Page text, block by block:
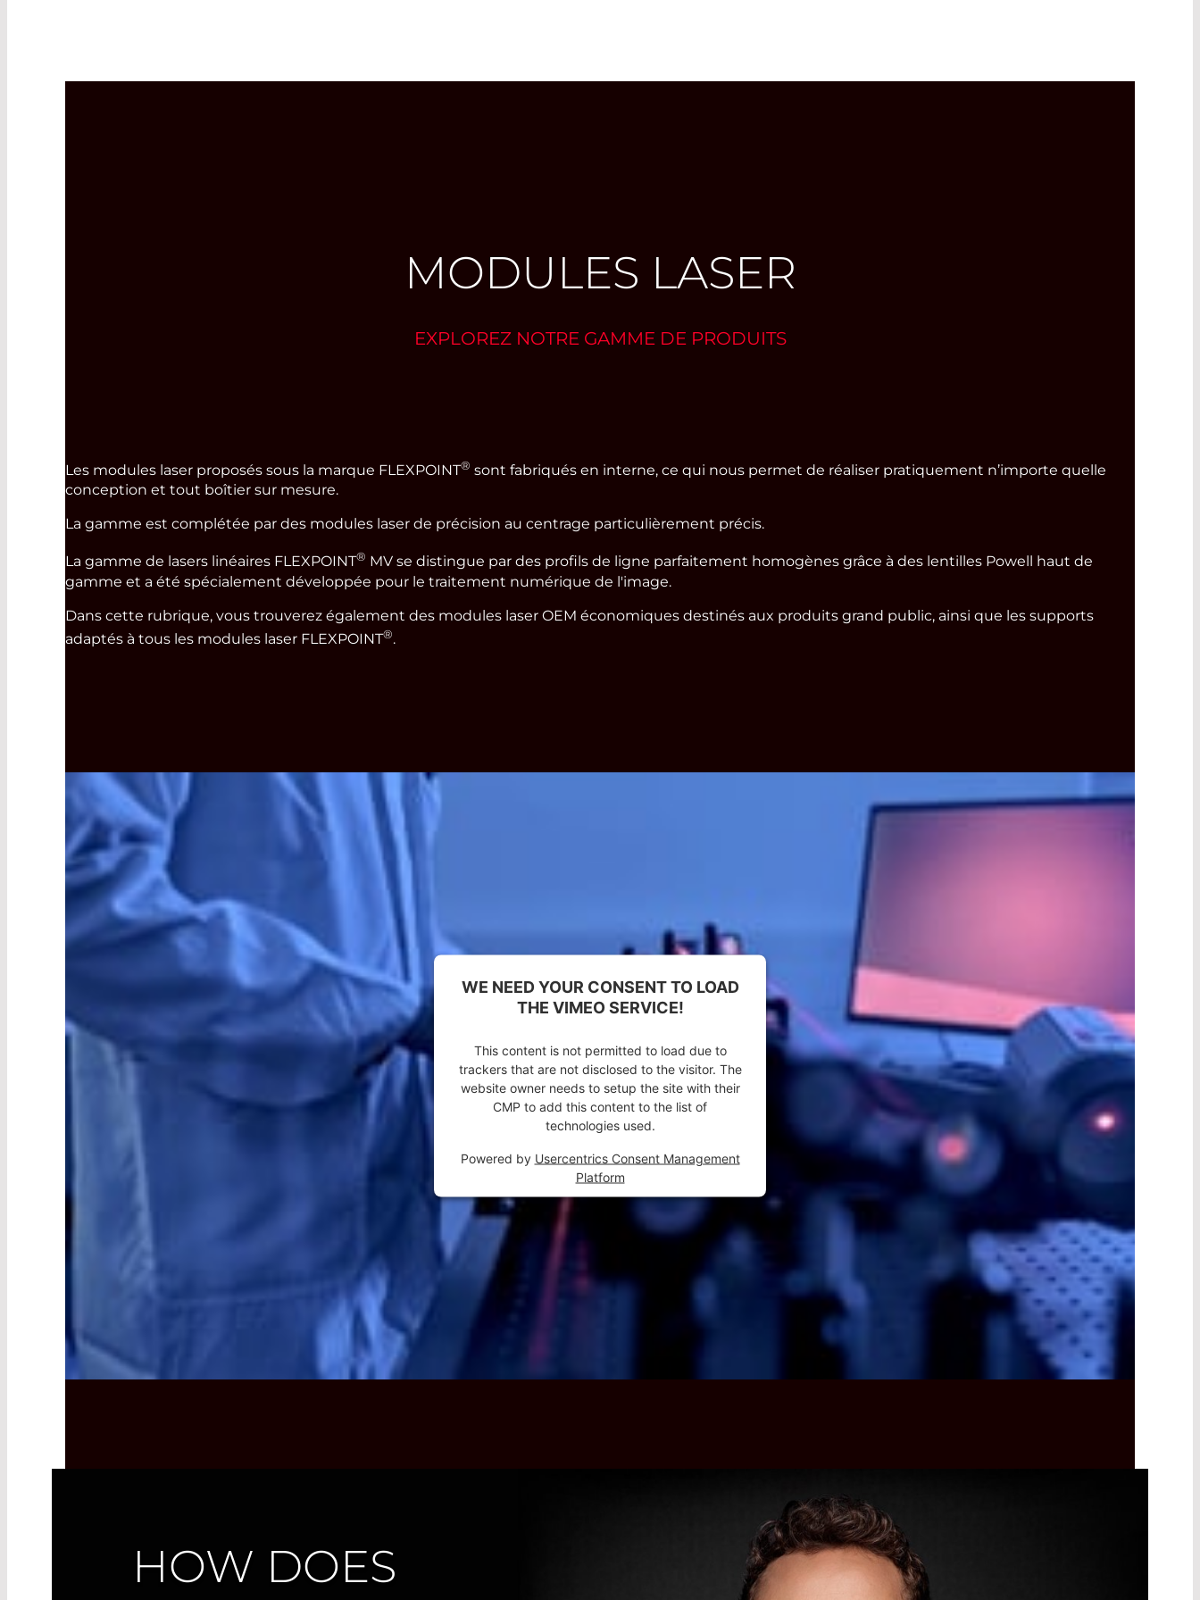
MODULES LASER
EXPLOREZ NOTRE GAMME DE PRODUITS
Les modules laser proposés sous la marque FLEXPOINT® sont fabriqués en interne, ce qui nous permet de réaliser pratiquement n’importe quelle
conception et tout boîtier sur mesure.
La gamme est complétée par des modules laser de précision au centrage particulièrement précis.
La gamme de lasers linéaires FLEXPOINT® MV se distingue par des profils de ligne parfaitement homogènes grâce à des lentilles Powell haut de
gamme et a été spécialement développée pour le traitement numérique de l'image.
Dans cette rubrique, vous trouverez également des modules laser OEM économiques destinés aux produits grand public, ainsi que les supports
adaptés à tous les modules laser FLEXPOINT®.
WE NEED YOUR CONSENT TO LOAD
THE VIMEO SERVICE!
This content is not permitted to load due to
trackers that are not disclosed to the visitor. The
website owner needs to setup the site with their
CMP to add this content to the list of
technologies used.
Powered by Usercentrics Consent Management
Platform
HOW DOES